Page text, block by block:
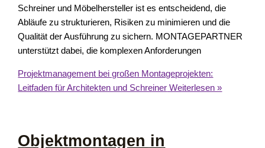
Schreiner und Möbelhersteller ist es entscheidend, die
Abläufe zu strukturieren, Risiken zu minimieren und die
Qualität der Ausführung zu sichern. MONTAGEPARTNER
unterstützt dabei, die komplexen Anforderungen
Projektmanagement bei großen Montageprojekten:
Leitfaden für Architekten und Schreiner Weiterlesen »
Objektmontagen in